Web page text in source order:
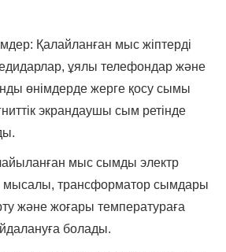
Қалайланған мыс жіптерді
ұялы телефондар және
өнімдерде жерге қосу сымы
экрандаушы сым ретінде
мыс сымды электр
мысалы, трансформатор сымдары
және жоғары температураға
болады.